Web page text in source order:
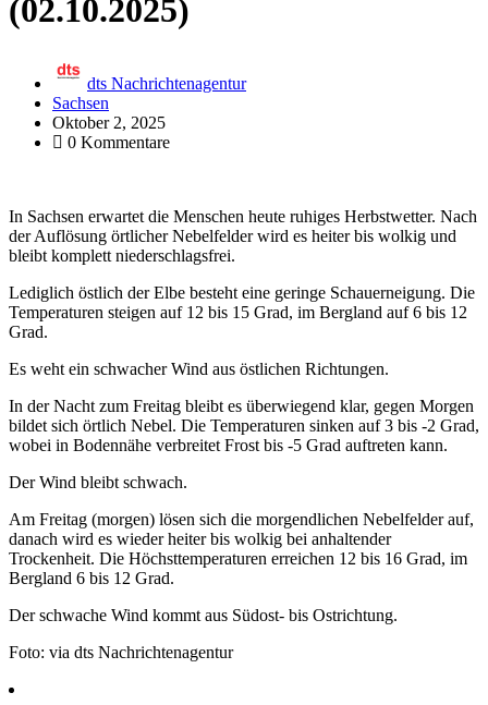
(02.10.2025)
dts Nachrichtenagentur
Sachsen
Oktober 2, 2025
0 Kommentare
In Sachsen erwartet die Menschen heute ruhiges Herbstwetter. Nach
der Auflösung örtlicher Nebelfelder wird es heiter bis wolkig und
bleibt komplett niederschlagsfrei.
Lediglich östlich der Elbe besteht eine geringe Schauerneigung. Die
Temperaturen steigen auf 12 bis 15 Grad, im Bergland auf 6 bis 12
Grad.
Es weht ein schwacher Wind aus östlichen Richtungen.
In der Nacht zum Freitag bleibt es überwiegend klar, gegen Morgen
bildet sich örtlich Nebel. Die Temperaturen sinken auf 3 bis -2 Grad,
wobei in Bodennähe verbreitet Frost bis -5 Grad auftreten kann.
Der Wind bleibt schwach.
Am Freitag (morgen) lösen sich die morgendlichen Nebelfelder auf,
danach wird es wieder heiter bis wolkig bei anhaltender
Trockenheit. Die Höchsttemperaturen erreichen 12 bis 16 Grad, im
Bergland 6 bis 12 Grad.
Der schwache Wind kommt aus Südost- bis Ostrichtung.
Foto: via dts Nachrichtenagentur